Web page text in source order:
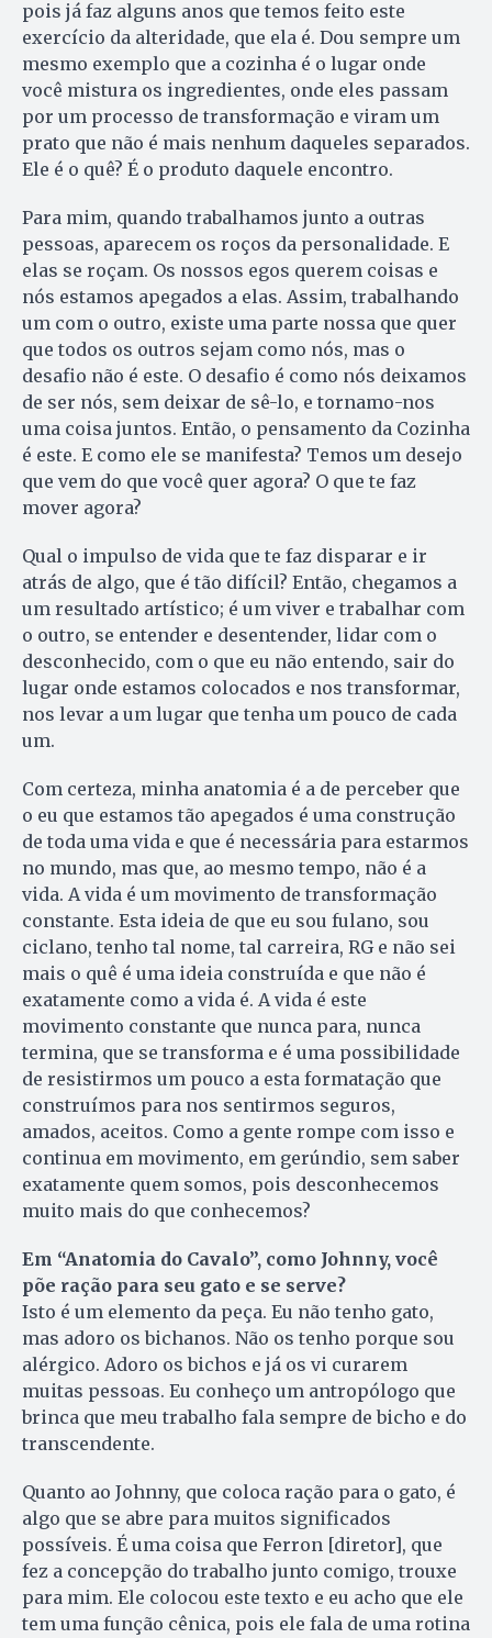
pois já faz alguns anos que temos feito este
exercício da alteridade, que ela é. Dou sempre um
mesmo exemplo que a cozinha é o lugar onde
você mistura os ingredientes, onde eles passam
por um processo de transformação e viram um
prato que não é mais nenhum daqueles separados.
Ele é o quê? É o produto daquele encontro.
Para mim, quando trabalhamos junto a outras
pessoas, aparecem os roços da personalidade. E
elas se roçam. Os nossos egos querem coisas e
nós estamos apegados a elas. Assim, trabalhando
um com o outro, existe uma parte nossa que quer
que todos os outros sejam como nós, mas o
desafio não é este. O desafio é como nós deixamos
de ser nós, sem deixar de sê-lo, e tornamo-nos
uma coisa juntos. Então, o pensamento da Cozinha
é este. E como ele se manifesta? Temos um desejo
que vem do que você quer agora? O que te faz
mover agora?
Qual o impulso de vida que te faz disparar e ir
atrás de algo, que é tão difícil? Então, chegamos a
um resultado artístico; é um viver e trabalhar com
o outro, se entender e desentender, lidar com o
desconhecido, com o que eu não entendo, sair do
lugar onde estamos colocados e nos transformar,
nos levar a um lugar que tenha um pouco de cada
um.
Com certeza, minha anatomia é a de perceber que
o eu que estamos tão apegados é uma construção
de toda uma vida e que é necessária para estarmos
no mundo, mas que, ao mesmo tempo, não é a
vida. A vida é um movimento de transformação
constante. Esta ideia de que eu sou fulano, sou
ciclano, tenho tal nome, tal carreira, RG e não sei
mais o quê é uma ideia construída e que não é
exatamente como a vida é. A vida é este
movimento constante que nunca para, nunca
termina, que se transforma e é uma possibilidade
de resistirmos um pouco a esta formatação que
construímos para nos sentirmos seguros,
amados, aceitos. Como a gente rompe com isso e
continua em movimento, em gerúndio, sem saber
exatamente quem somos, pois desconhecemos
muito mais do que conhecemos?
Em “Anatomia do Cavalo”, como Johnny, você
põe ração para seu gato e se serve?
Isto é um elemento da peça. Eu não tenho gato,
mas adoro os bichanos. Não os tenho porque sou
alérgico. Adoro os bichos e já os vi curarem
muitas pessoas. Eu conheço um antropólogo que
brinca que meu trabalho fala sempre de bicho e do
transcendente.
Quanto ao Johnny, que coloca ração para o gato, é
algo que se abre para muitos significados
possíveis. É uma coisa que Ferron [diretor], que
fez a concepção do trabalho junto comigo, trouxe
para mim. Ele colocou este texto e eu acho que ele
tem uma função cênica, pois ele fala de uma rotina